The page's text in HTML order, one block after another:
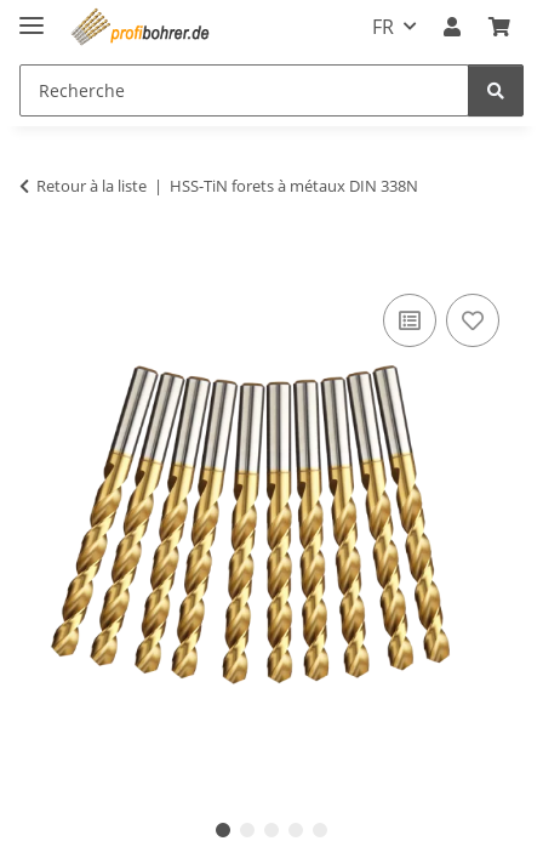
FR
Retour à la liste HSS-TiN forets à métaux DIN 338N